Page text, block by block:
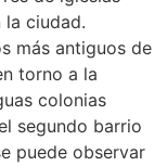
la ciudad.
más antiguos de
torno a la
colonias
segundo barrio
puede observar